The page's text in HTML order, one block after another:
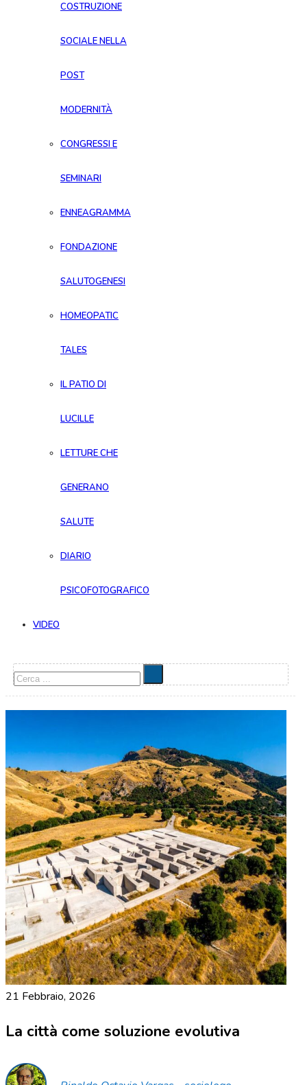
COSTRUZIONE
SOCIALE NELLA
POST
MODERNITÀ
CONGRESSI E
SEMINARI
ENNEAGRAMMA
FONDAZIONE
SALUTOGENESI
HOMEOPATIC
TALES
IL PATIO DI
LUCILLE
LETTURE CHE
GENERANO
SALUTE
DIARIO
PSICOFOTOGRAFICO
VIDEO
Cerca
21 Febbraio, 2026
La città come soluzione evolutiva